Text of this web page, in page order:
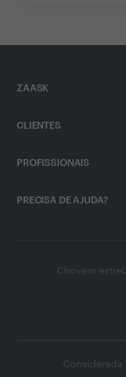
ZAASK
CLIENTES
PROFISSIONAIS
PRECISA DE AJUDA?
Chovem
Considerada